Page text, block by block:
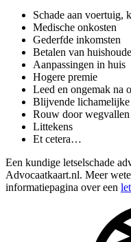
Schade aan voertuig,
Medische onkosten
Gederfde inkomsten
Betalen van
Aanpassingen in huis
Hogere premie
Leed en ongemak na
Blijvende lichamelijke
Rouw door wegvallen
Littekens
Et cetera…
Een kundige letselschade
Advocaatkaart.nl. Meer
informatiepagina over een